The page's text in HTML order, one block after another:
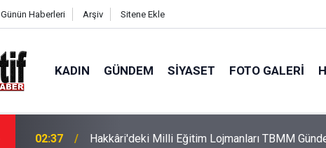
Günün Haberleri Arşiv Sitene Ekle
KADIN GÜNDEM SIYASET FOTO GALERI
02:23 İsviçre’nin iade ettiği Bahar Yalçınkaya 15 aylık